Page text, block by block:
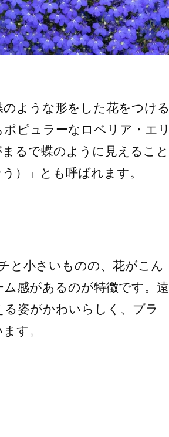
ような形をした花をつける
ピュラーなロベリア・エリ
るで蝶のように見えること
）」とも呼ばれます。
と小さいものの、花がこん
感があるのが特徴です。遠
姿がかわいらしく、プラ
す。